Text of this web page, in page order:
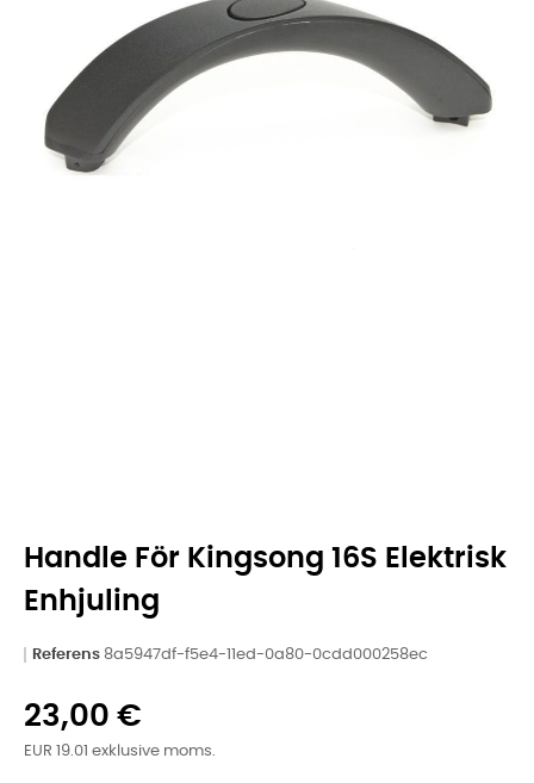
Handle För Kingsong 16S Elektrisk
Enhjuling
Referens 8a5947df-f5e4-11ed-0a80-0cdd000258ec
23,00 €
EUR 19.01 exklusive moms.